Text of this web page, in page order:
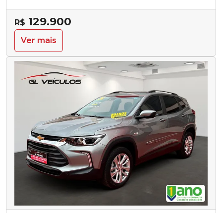
R$ 129.900
Ver mais